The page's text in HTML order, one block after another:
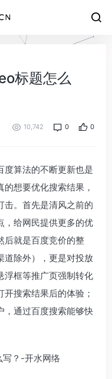
标题怎么
10,742 0 0
度算法的不断更新也是
的想要优化搜索结果，
击。首先是清风之前的
，给网民提供更多的优
后就是百度竞价的整
道除外），更是对投放
浮框等推广页强制转化
搜索结果后的体验；
，通过百度搜索能够快